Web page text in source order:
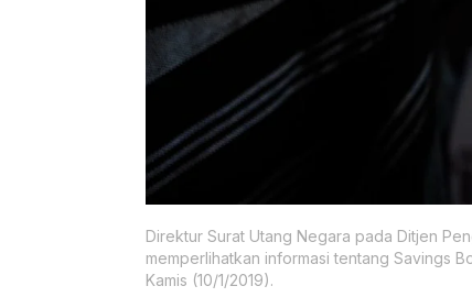
Direktur Surat Utang Negara pada Ditjen
memperlihatkan informasi tentang Savings
Kamis (10/1/2019).